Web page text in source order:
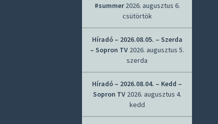
#summer 2026. augusztus 6.
csütörtök
Híradó – 2026.08.05. – Szerda
– Sopron TV 2026. augusztus 5.
szerda
Híradó – 2026.08.04. – Kedd –
Sopron TV 2026. augusztus 4.
kedd